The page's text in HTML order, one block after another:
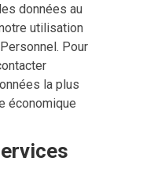
données au
utilisation
Pour
la plus
économique